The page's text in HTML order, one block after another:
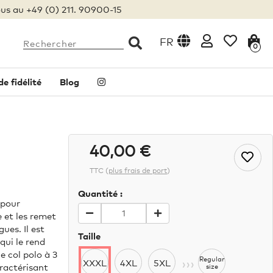
au +49 (0) 211. 90900-15
FR 0
fidélité Blog
40,00 €
TTC (plus frais de port)
Quantité :
Taille
XXXL 4XL 5XL ›››
Regular
size
et les remet
Il est
le rend
col polo à 3